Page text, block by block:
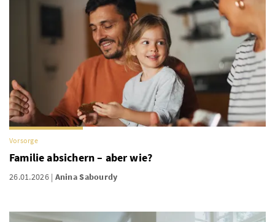
Vorsorge
Familie absichern – aber wie?
26.01.2026 Anina Sabourdy